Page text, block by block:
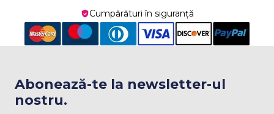
Cumpărături în siguranță
Abonează-te la newsletter-ul
nostru.